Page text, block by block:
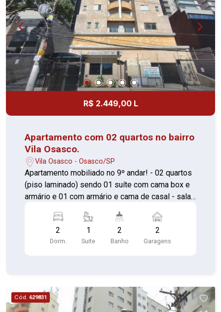
R$ 2.449,00 L
Apartamento com 02 quartos no bairro
Vila Osasco.
Vila Osasco - Osasco/SP
Apartamento mobiliado no 9º andar! - 02 quartos
(piso laminado) sendo 01 suíte com cama box e
armário e 01 com armário e cama de casal - sala
cozinha com armários planejados e fogão -
banheiro (piso cerâmica) - área de serviço com
armário (piso cerâmica) - garagem coberta para
2
Dorm.
1
Suite
2
Banho
2
Garagens
Cód. 629831